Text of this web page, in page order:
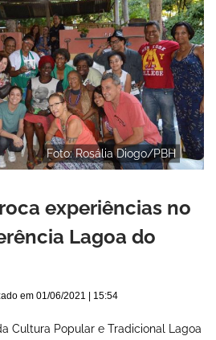
Foto: Rosália Diogo/PBH
experiências no
Lagoa do
em 01/06/2021 | 15:54
Cultura Popular e Tradicional Lagoa